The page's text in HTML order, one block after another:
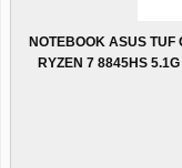
NOTEBOOK ASUS
RYZEN 7 8845HS